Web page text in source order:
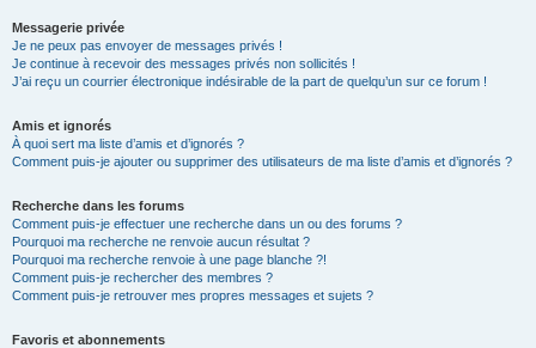
Messagerie privée
Je ne peux pas envoyer de messages privés !
Je continue à recevoir des messages privés non sollicités !
J’ai reçu un courrier électronique indésirable de la part de quelqu’un sur ce forum !
Amis et ignorés
À quoi sert ma liste d’amis et d’ignorés ?
Comment puis-je ajouter ou supprimer des utilisateurs de ma liste d’amis et d’ignorés ?
Recherche dans les forums
Comment puis-je effectuer une recherche dans un ou des forums ?
Pourquoi ma recherche ne renvoie aucun résultat ?
Pourquoi ma recherche renvoie à une page blanche ?!
Comment puis-je rechercher des membres ?
Comment puis-je retrouver mes propres messages et sujets ?
Favoris et abonnements